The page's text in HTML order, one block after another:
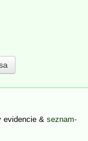
evidencie & seznam-